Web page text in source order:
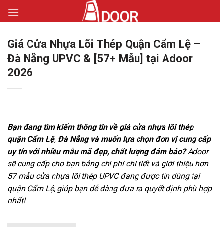
qua
dung
Giá Cửa Nhựa Lõi Thép Quận Cẩm Lệ –
Đà Nẵng UPVC & [57+ Mẫu] tại Adoor
2026
Bạn đang tìm kiếm thông tin về giá cửa nhựa lõi thép
quận Cẩm Lệ, Đà Nẵng và muốn lựa chọn đơn vị cung cấp
uy tín với nhiều mẫu mã đẹp, chất lượng đảm bảo?Adoor
sẽ cung cấp cho bạn bảng chi phí chi tiết và giới thiệu hơn
57 mẫu cửa nhựa lõi thép UPVC đang được tin dùng tại
quận Cẩm Lệ, giúp bạn dễ dàng đưa ra quyết định phù hợp
nhất!